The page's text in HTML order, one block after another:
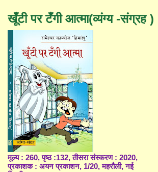
खूँटी पर टँगी आत्मा(व्यंग्य -संग्रह )
मूल्य : 260, पृष्ठ :132, तीसरा संस्करण : 2020,
प्रकाशक : अयन प्रकाशन, 1/20, महरौली, नई